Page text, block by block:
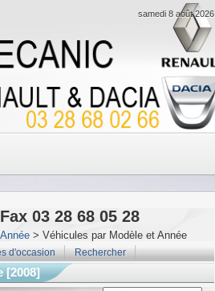
samedi 8 août 2026
03 28 68 05 28
> Véhicules par Modèle et Année
d'occasion Rechercher
[2008]